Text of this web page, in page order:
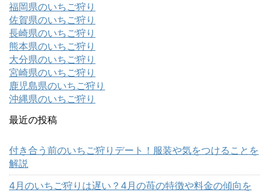
福岡県のいちご狩り
佐賀県のいちご狩り
長崎県のいちご狩り
熊本県のいちご狩り
大分県のいちご狩り
宮崎県のいちご狩り
鹿児島県のいちご狩り
沖縄県のいちご狩り
最近の投稿
付き合う前のいちご狩りデート！服装や気をつけることを
解説
4月のいちご狩りは遅い？4月の苺の特徴や料金の傾向を